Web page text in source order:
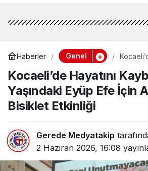
Haberler Genel
Eyüp
Bisiklet
Kocaeli’de Hayatını
Yaşındaki Eyüp Efe İçin
Bisiklet Etkinliği
Gerede Medyatakip
2 Haziran 2026, 16:08